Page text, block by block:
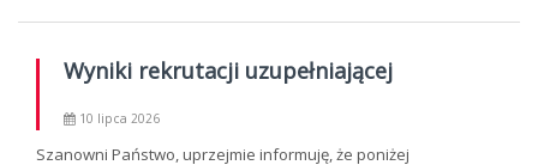
Wyniki rekrutacji uzupełniającej
10 lipca 2026
Szanowni Państwo, uprzejmie informuję, że poniżej